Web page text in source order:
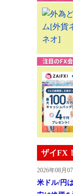
ザイFX
2026年08月
米ドル/円